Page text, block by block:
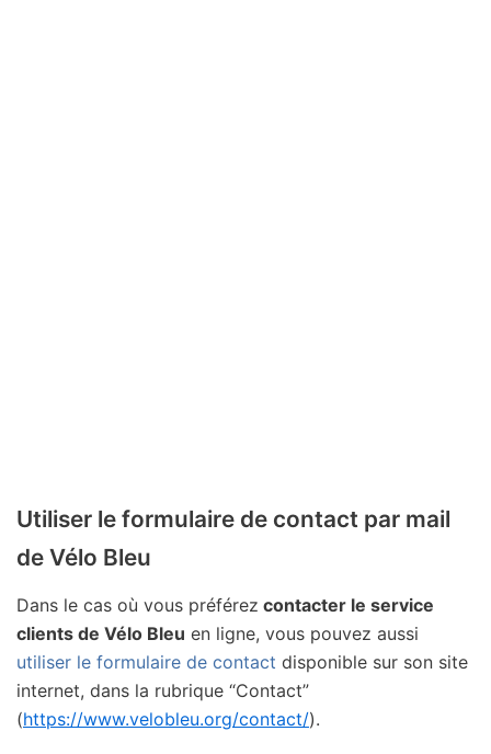
Utiliser le formulaire de contact par mail
de Vélo Bleu
Dans le cas où vous préférez contacter le service
clients de Vélo Bleu en ligne, vous pouvez aussi
utiliser le formulaire de contact disponible sur son site
internet, dans la rubrique “Contact”
(https://www.velobleu.org/contact/).